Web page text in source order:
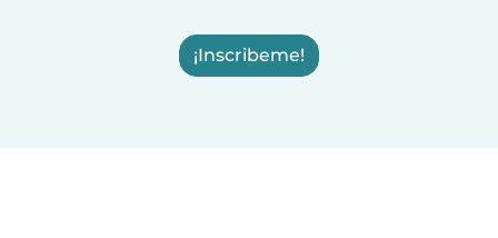
¡Inscribeme!